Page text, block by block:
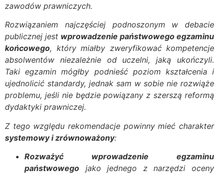
zawodów prawniczych.
Rozwiązaniem najczęściej podnoszonym w debacie
publicznej jest wprowadzenie państwowego egzaminu
końcowego, który miałby zweryfikować kompetencje
absolwentów niezależnie od uczelni, jaką ukończyli.
Taki egzamin mógłby podnieść poziom kształcenia i
ujednolicić standardy, jednak sam w sobie nie rozwiąże
problemu, jeśli nie będzie powiązany z szerszą reformą
dydaktyki prawniczej.
Z tego względu rekomendacje powinny mieć charakter
systemowy i zrównoważony:
Rozważyć wprowadzenie egzaminu
państwowego jako jednego z narzędzi oceny